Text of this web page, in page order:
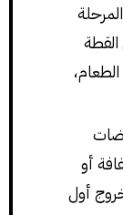
القطة
أو
أول